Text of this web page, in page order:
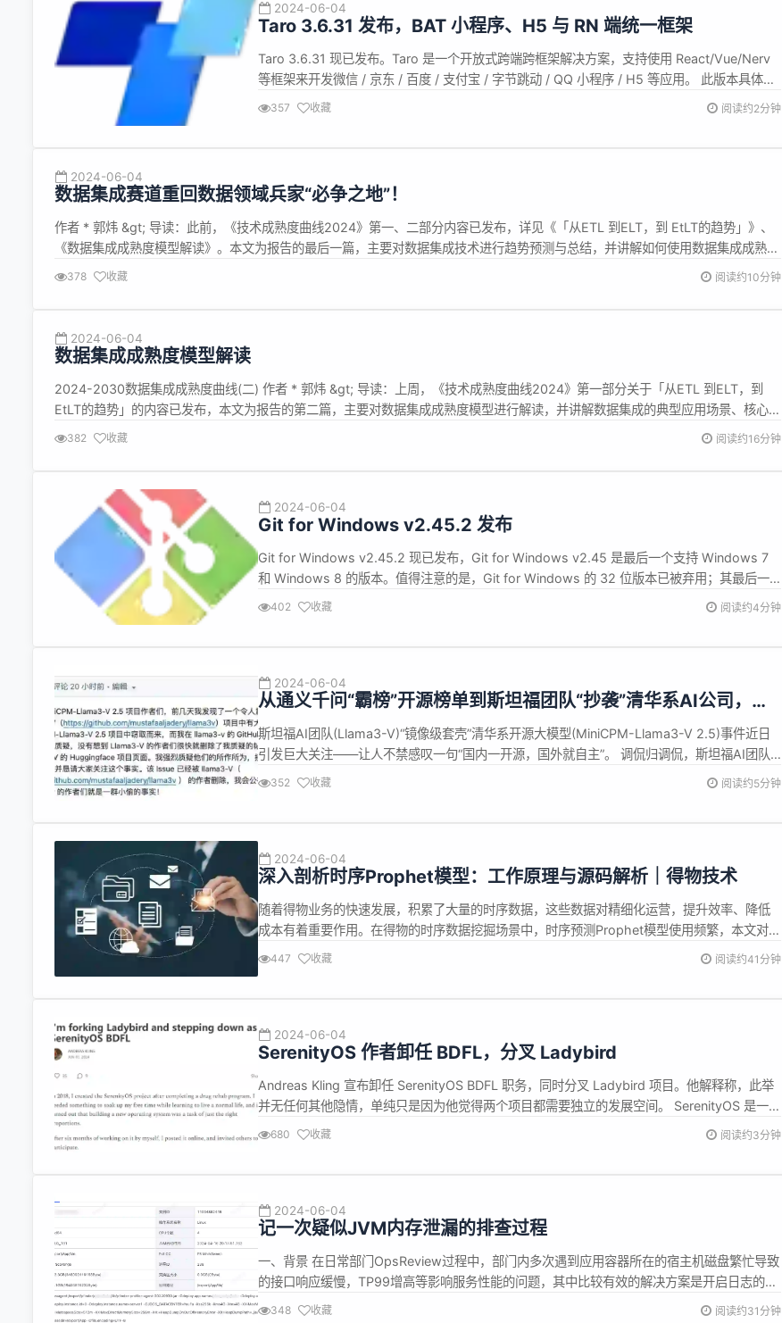
2024-06-04
Taro 3.6.31 发布，BAT 小程序、H5 与 RN 端统一框架
Taro 3.6.31 现已发布。Taro 是一个开放式跨端跨框架解决方案，支持使用 React/Vue/Nerv
等框架来开发微信 / 京东 / 百度 / 支付宝 / 字节跳动 / QQ 小程序 / H5 等应用。 此版本具体更
新内容如下： H5 新增了 H5 版本的 Map 组件 修复了 CSS 中单行注释的语法问题 修复了在弱
357 收藏 阅读约2分钟
2024-06-04
数据集成赛道重回数据领域兵家“必争之地”！
作者 * 郭炜 &gt; 导读：此前，《技术成熟度曲线2024》第一、二部分内容已发布，详见《「从ETL 到ELT，到 EtLT的趋势」》、
《数据集成成熟度模型解读》。本文为报告的最后一篇，主要对数据集成技术进行趋势预测与总结，并讲解如何使用数据集成成熟度
模型。 趋势 数据集成在未来几年随着EtLT架构的普及，很多新型的场景会出现，同时数据虚拟化、DataF...
378 收藏 阅读约10分钟
2024-06-04
数据集成成熟度模型解读
2024-2030数据集成成熟度曲线(二) 作者 * 郭炜 &gt; 导读：上周，《技术成熟度曲线2024》第一部分关于「从ETL 到ELT，到
EtLT的趋势」的内容已发布，本文为报告的第二篇，主要对数据集成成熟度模型进行解读，并讲解数据集成的典型应用场景、核心能
力等。 &gt; 报告的最后一篇系列文章将于近期发布，敬请期待！ 数据生产 数据生产部分指的是...
382 收藏 阅读约16分钟
2024-06-04
Git for Windows v2.45.2 发布
Git for Windows v2.45.2 现已发布，Git for Windows v2.45 是最后一个支持 Windows 7
和 Windows 8 的版本。值得注意的是，Git for Windows 的 32 位版本已被弃用；其最后一
个正式版本计划于 2025 年发布。 New Features 随附Git v2.45.2 随附Tig v2....
402 收藏 阅读约4分钟
2024-06-04
从通义千问“霸榜”开源榜单到斯坦福团队“抄袭”清华系AI公司，中
国大模型技术有多强？
斯坦福AI团队(Llama3-V)“镜像级套壳”清华系开源大模型(MiniCPM-Llama3-V 2.5)事件近日
引发巨大关注——让人不禁感叹一句“国内一开源，国外就自主”。 调侃归调侃，斯坦福AI团队
抄袭事件相关的三名成员都有着卓越的学术和技术研发背景，并且在AI模型领域有着深厚的积
352 收藏 阅读约5分钟
2024-06-04
深入剖析时序Prophet模型：工作原理与源码解析｜得物技术
随着得物业务的快速发展，积累了大量的时序数据，这些数据对精细化运营，提升效率、降低
成本有着重要作用。在得物的时序数据挖掘场景中，时序预测Prophet模型使用频繁，本文对
Prophet的原理和源码进行深入分析，欢迎阅读和交流。 一、引入 时间序列是指按照时间先后
447 收藏 阅读约41分钟
2024-06-04
SerenityOS 作者卸任 BDFL，分叉 Ladybird
Andreas Kling 宣布卸任 SerenityOS BDFL 职务，同时分叉 Ladybird 项目。他解释称，此举
并无任何其他隐情，单纯只是因为他觉得两个项目都需要独立的发展空间。 SerenityOS 是一个
用于 x86 计算机的图形化的类 Unix 操作系统，由 Andreas Kling 在 2018 年创建。Ladybird
680 收藏 阅读约3分钟
2024-06-04
记一次疑似JVM内存泄漏的排查过程
一、背景 在日常部门OpsReview过程中，部门内多次遇到应用容器所在的宿主机磁盘繁忙导致
的接口响应缓慢，TP99增高等影响服务性能的问题，其中比较有效的解决方案是开启日志的异
步打印，可以有效避免同步日志打印在磁盘IO高起的情况下拖慢业务线程的执行效率。 部门内
348 收藏 阅读约31分钟